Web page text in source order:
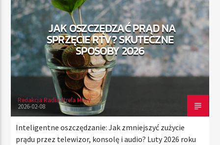
TERAZ
RADIO STREFA MUZY
00:00 21:00
JAK OSZCZĘDZAĆ PRĄD NA
SPRZĘCIE RTV? SKUTECZNE
SPOSOBY 2026
Redakcja Radia Strefa Muzy
2026-02-08
Inteligentne oszczędzanie: Jak zmniejszyć zużycie
prądu przez telewizor, konsolę i audio? Luty 2026 roku